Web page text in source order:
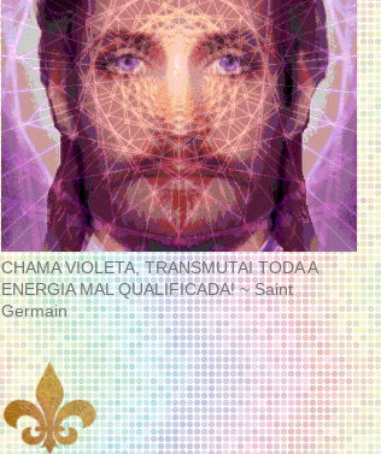
CHAMA VIOLETA, TRANSMUTAI TODA A
ENERGIA MAL QUALIFICADA! ~ Saint
Germain